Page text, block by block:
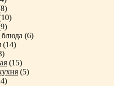
(6)
(14)
(15)
(5)